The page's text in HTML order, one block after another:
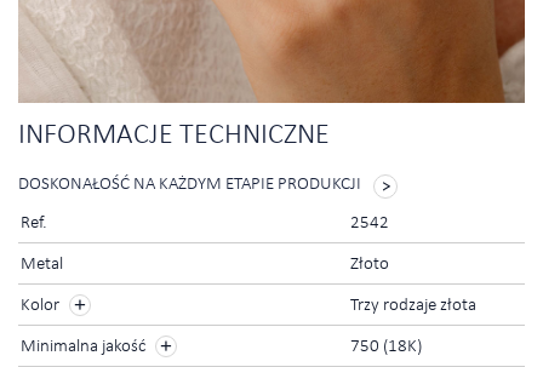
INFORMACJE TECHNICZNE
DOSKONAŁOŚĆ NA KAŻDYM ETAPIE PRODUKCJI
Ref. 2542
Metal Złoto
Kolor Trzy rodzaje złota
Minimalna jakość 750 (18K)